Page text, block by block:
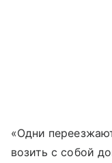
«Одни
возить с собой